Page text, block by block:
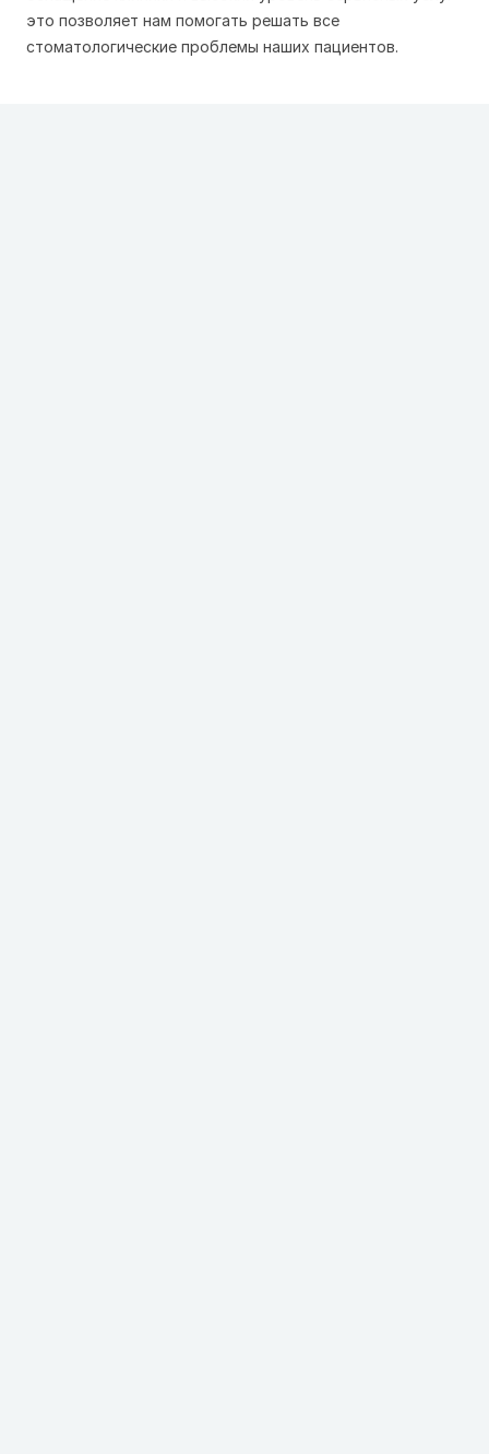
это позволяет нам помогать решать все
стоматологические проблемы наших пациентов.